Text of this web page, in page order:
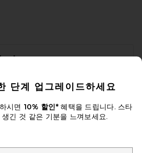
기
책단계 업그레이드하세요
시면 10% 할인*혜택을 드립니다. 스타
긴 것 같은 기분을 느껴보세요.